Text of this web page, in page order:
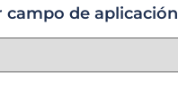
campo de aplicación